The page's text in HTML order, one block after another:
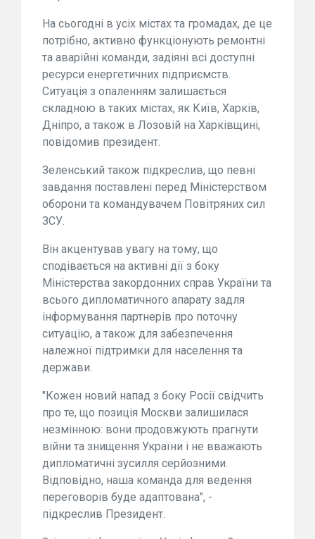
На сьогодні в усіх містах та громадах, де це
потрібно, активно функціонують ремонтні
та аварійні команди, задіяні всі доступні
ресурси енергетичних підприємств.
Ситуація з опаленням залишається
складною в таких містах, як Київ, Харків,
Дніпро, а також в Лозовій на Харківщині,
повідомив президент.
Зеленський також підкреслив, що певні
завдання поставлені перед Міністерством
оборони та командувачем Повітряних сил
ЗСУ.
Він акцентував увагу на тому, що
сподівається на активні дії з боку
Міністерства закордонних справ України та
всього дипломатичного апарату задля
інформування партнерів про поточну
ситуацію, а також для забезпечення
належної підтримки для населення та
держави.
"Кожен новий напад з боку Росії свідчить
про те, що позиція Москви залишилася
незмінною: вони продовжують прагнути
війни та знищення України і не вважають
дипломатичні зусилля серйозними.
Відповідно, наша команда для ведення
переговорів буде адаптована", -
підкреслив Президент.